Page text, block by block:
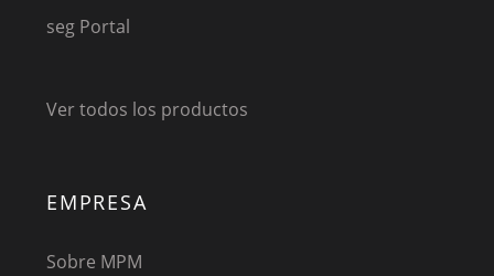
seg Portal
Ver todos los productos
EMPRESA
Sobre MPM